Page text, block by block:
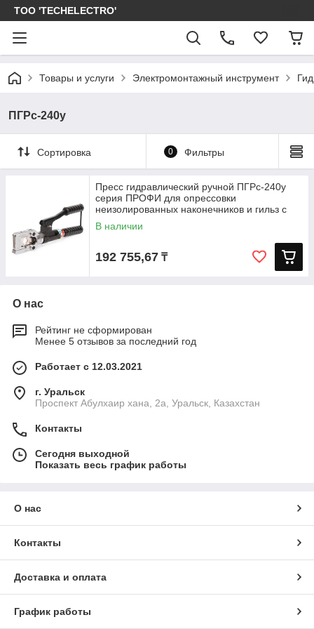
ТОО 'TECHELECTRO'
Товары и услуги Электромонтажный инструмент
ПГРс-240у
Сортировка 0 Фильтры
Пресс гидравлический ручной ПГРс-240у
серия ПРОФИ для опрессовки
неизолированных наконечников и гильз с
В наличии
192 755,67 ₸
О нас
Рейтинг не сформирован
Менее 5 отзывов за последний год
Работает с 12.03.2021
г. Уральск
Проспект Абулхаир хана, 2а, Уральск, Казахстан
Контакты
Сегодня выходной
Показать весь график работы
О нас
Контакты
Доставка и оплата
График работы